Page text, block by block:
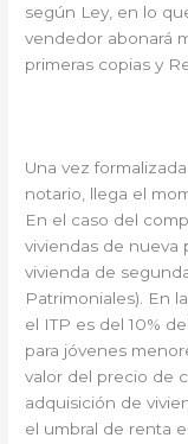
según Ley, en lo
vendedor abonará
primeras copias y
Una vez
notario, llega el
En el caso del
viviendas de nueva
vivienda de
Patrimoniales). En
el ITP es del 10%
para jóvenes
valor del precio de
adquisición de
el umbral de renta